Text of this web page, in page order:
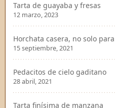
Tarta de guayaba y fresas
12 marzo, 2023
Horchata casera, no solo
15 septiembre, 2021
Pedacitos de cielo gaditano
28 abril, 2021
Tarta finísima de manzana